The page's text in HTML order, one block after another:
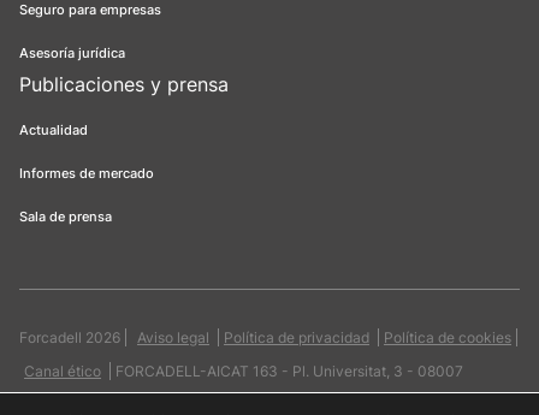
Seguro para empresas
Asesoría jurídica
Publicaciones y prensa
Actualidad
Informes de mercado
Sala de prensa
Forcadell 2026 Aviso legal Política de privacidad
Política de cookies
Canal ético
FORCADELL-AICAT 163 - Pl. Universitat, 3 - 08007